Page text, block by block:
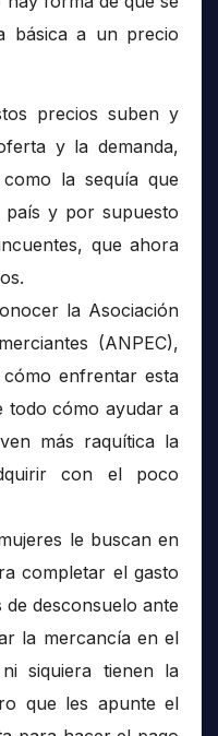
básica a un precio
precios suben y
y la demanda,
la sequía que
país y por supuesto
que ahora
la Asociación
(ANPEC),
enfrentar esta
todo cómo ayudar a
más raquítica la
con el poco
le buscan en
completar el gasto
desconsuelo ante
la mercancía en el
siquiera tienen la
que les apunte el